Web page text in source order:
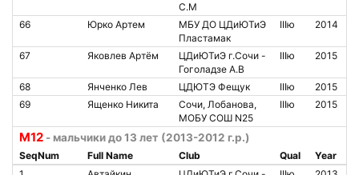
С.М
66 Юрко Артем
МБУ ДО ЦДиЮТиЭ
Пластамак
IIIю 2014
67 Яковлев Артём
ЦДиЮТиЭ г.Сочи -
Гоголадзе А.В
IIIю 2015
68 Янченко Лев ЦДЮТЭ Фещук IIIю
2015
69
Ященко Никита
Сочи, Лобанова,
МОБУ СОШ N25
IIIю 2015
М12 - мальчики до 13 лет (2013-2012 г.р.)
SeqNum Full Name Club Qual
Year